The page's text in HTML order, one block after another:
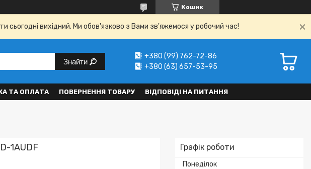
Кошик
сьогодні вихідний. Ми обов'язково з Вами зв'яжемося у робочий час!
Знайти
+380 (99) 762-72-86
+380 (63) 657-53-95
ТА ОПЛАТА ПОВЕРНЕННЯ ТОВАРУ ВІДПОВІДІ НА ПИТАННЯ
Графік роботи
Понеділок
1AUDF